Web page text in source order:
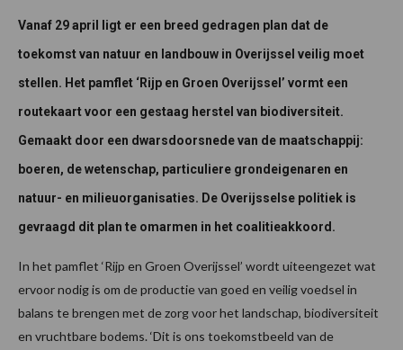
Vanaf 29 april ligt er een breed gedragen plan dat de
toekomst van natuur en landbouw in Overijssel veilig moet
stellen. Het pamflet ‘Rijp en Groen Overijssel’ vormt een
routekaart voor een gestaag herstel van biodiversiteit.
Gemaakt door een dwarsdoorsnede van de maatschappij:
boeren, de wetenschap, particuliere grondeigenaren en
natuur- en milieuorganisaties. De Overijsselse politiek is
gevraagd dit plan te omarmen in het coalitieakkoord.
In het pamflet ‘Rijp en Groen Overijssel’ wordt uiteengezet wat
ervoor nodig is om de productie van goed en veilig voedsel in
balans te brengen met de zorg voor het landschap, biodiversiteit
en vruchtbare bodems. ‘Dit is ons toekomstbeeld van de